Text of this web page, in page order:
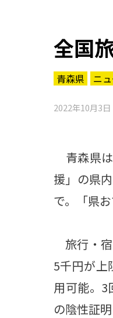
全国
青森県 ニ
2022年10月3日
青森県
援」の県
で。「県
旅行・
5千円が上
用可能。3
の陰性証
パワースポット